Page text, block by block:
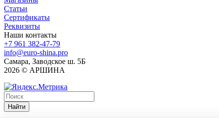
Статьи
Сертификаты
Реквизиты
Наши контакты
+7 961 382-47-79
info@euro-shina.pro
Самара, Заводское ш. 5Б
2026 © АРШИНА
Найти